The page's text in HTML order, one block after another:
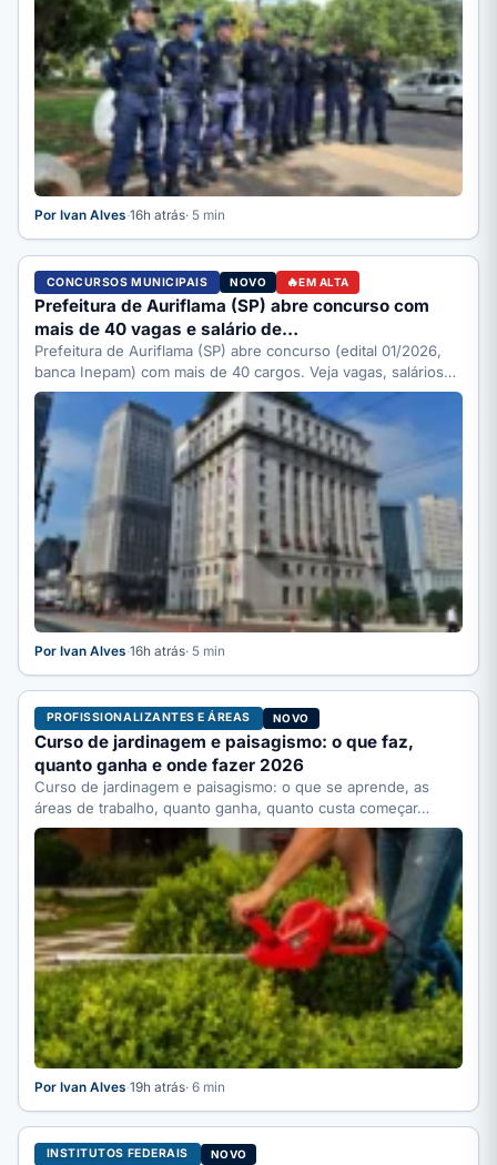
Por Ivan Alves·16h atrás· 5 min
CONCURSOS MUNICIPAIS NOVO EM ALTA
Prefeitura de Auriflama (SP) abre concurso com
mais de 40 vagas e salário de…
Prefeitura de Auriflama (SP) abre concurso (edital 01/2026,
banca Inepam) com mais de 40 cargos. Veja vagas, salários…
Por Ivan Alves·16h atrás· 5 min
PROFISSIONALIZANTES E ÁREAS NOVO
Curso de jardinagem e paisagismo: o que faz,
quanto ganha e onde fazer 2026
Curso de jardinagem e paisagismo: o que se aprende, as
áreas de trabalho, quanto ganha, quanto custa começar…
Por Ivan Alves·19h atrás· 6 min
INSTITUTOS FEDERAIS NOVO